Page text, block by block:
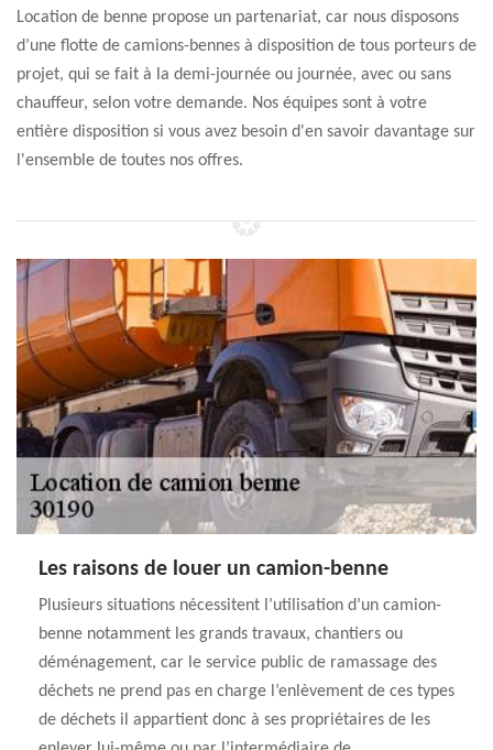
Location de benne propose un partenariat, car nous disposons
d’une flotte de camions-bennes à disposition de tous porteurs de
projet, qui se fait à la demi-journée ou journée, avec ou sans
chauffeur, selon votre demande. Nos équipes sont à votre
entière disposition si vous avez besoin d'en savoir davantage sur
l'ensemble de toutes nos offres.
Les raisons de louer un camion-benne
Plusieurs situations nécessitent l’utilisation d’un camion-
benne notamment les grands travaux, chantiers ou
déménagement, car le service public de ramassage des
déchets ne prend pas en charge l’enlèvement de ces types
de déchets il appartient donc à ses propriétaires de les